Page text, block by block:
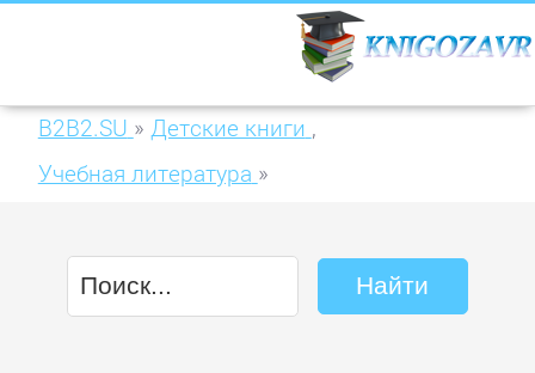
B2B2.SU » Детские книги ,
Учебная литература »
Учебник для академического
бакалавриата